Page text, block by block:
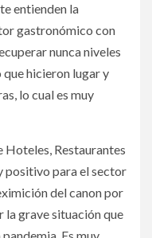
entienden la
gastronómico con
nunca niveles
hicieron lugar y
lo cual es muy
Hoteles, Restaurantes
positivo para el sector
del canon por
la grave situación que